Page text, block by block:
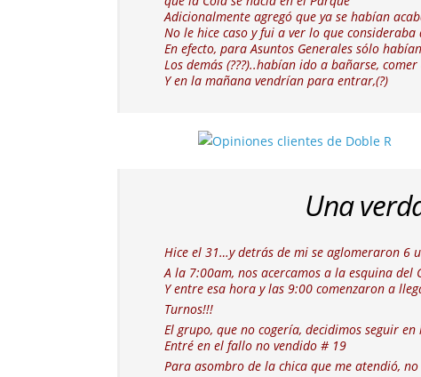
Adicionalmente agregó que ya se habían
No le hice caso y fui a ver lo que
En efecto, para Asuntos Generales sólo
Los demás (???)..habían ido a bañarse,
Y en la mañana vendrían para entrar,(?)
Una
Hice el 31…y detrás de mi se aglomeraron 6
A la 7:00am, nos acercamos a la esquina del
Y entre esa hora y las 9:00 comenzaron a
Turnos!!!
El grupo, que no cogería, decidimos seguir
Entré en el fallo no vendido # 19
Para asombro de la chica que me atendió,